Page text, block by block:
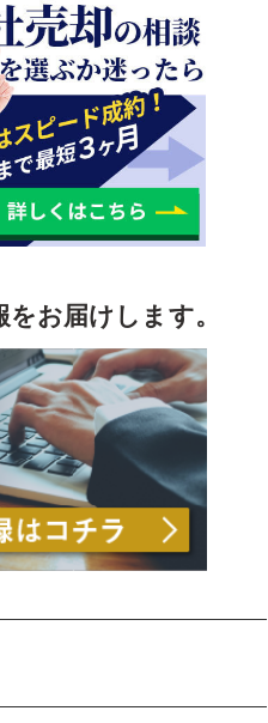
お届けします。